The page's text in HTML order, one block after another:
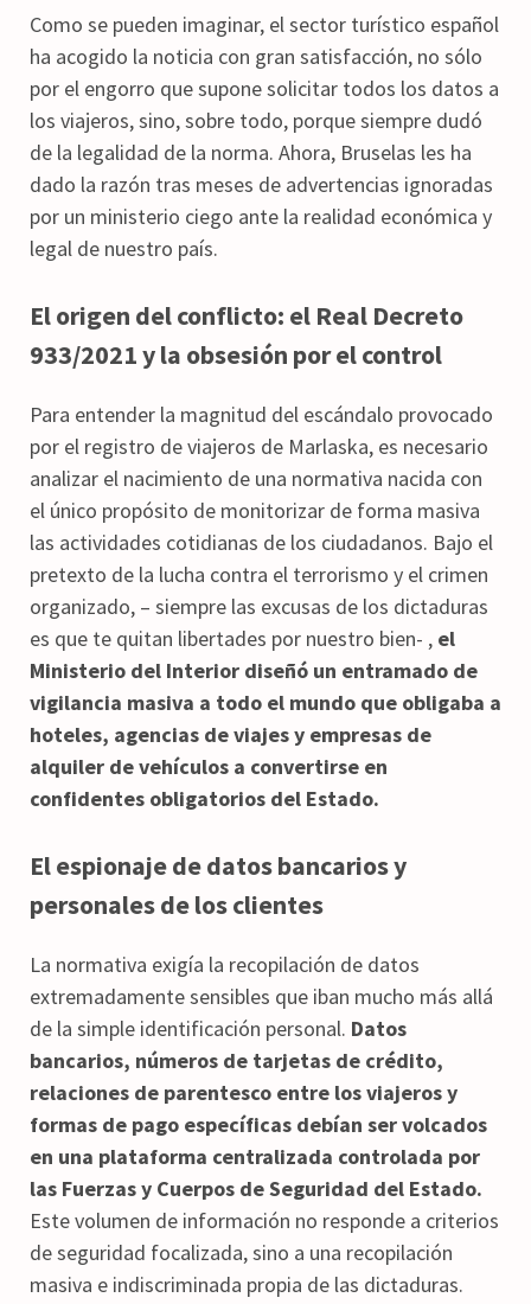
Como se pueden imaginar, el sector turístico español
ha acogido la noticia con gran satisfacción, no sólo
por el engorro que supone solicitar todos los datos a
los viajeros, sino, sobre todo, porque siempre dudó
de la legalidad de la norma. Ahora, Bruselas les ha
dado la razón tras meses de advertencias ignoradas
por un ministerio ciego ante la realidad económica y
legal de nuestro país.
El origen del conflicto: el Real Decreto
933/2021 y la obsesión por el control
Para entender la magnitud del escándalo provocado
por el registro de viajeros de Marlaska, es necesario
analizar el nacimiento de una normativa nacida con
el único propósito de monitorizar de forma masiva
las actividades cotidianas de los ciudadanos. Bajo el
pretexto de la lucha contra el terrorismo y el crimen
organizado, – siempre las excusas de los dictaduras
es que te quitan libertades por nuestro bien- , el
Ministerio del Interior diseñó un entramado de
vigilancia masiva a todo el mundo que obligaba a
hoteles, agencias de viajes y empresas de
alquiler de vehículos a convertirse en
confidentes obligatorios del Estado.
El espionaje de datos bancarios y
personales de los clientes
La normativa exigía la recopilación de datos
extremadamente sensibles que iban mucho más allá
de la simple identificación personal. Datos
bancarios, números de tarjetas de crédito,
relaciones de parentesco entre los viajeros y
formas de pago específicas debían ser volcados
en una plataforma centralizada controlada por
las Fuerzas y Cuerpos de Seguridad del Estado.
Este volumen de información no responde a criterios
de seguridad focalizada, sino a una recopilación
masiva e indiscriminada propia de las dictaduras.